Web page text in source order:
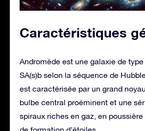
Caractéristiques
Andromède est une galaxie de
SA(s)b selon la séquence de
est caractérisée par un grand
bulbe central proéminent et une
spiraux riches en gaz, en